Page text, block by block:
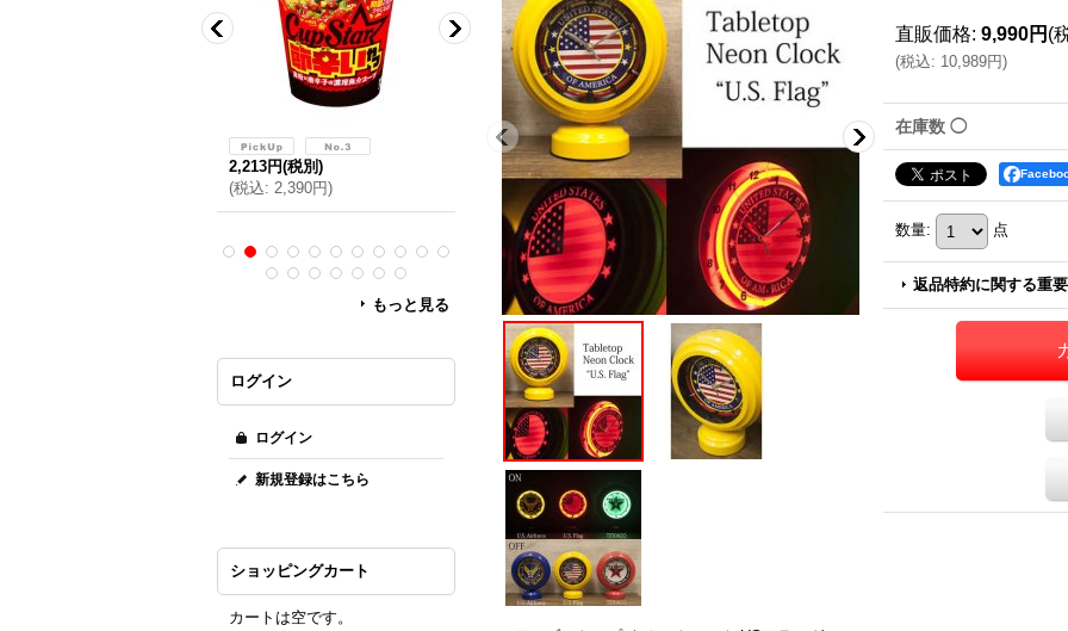
2,213円(税別)
(税込: 2,390円)
2,999円(税別)
3,238円)
2,999円(税別)
税込: 3,238円)
3,299円 (税別)
(税込: 3,562円)
もっと見る
ログイン
ログイン
新規登録はこちら
ショッピングカート
カートは空です。
直販価格: 9,990円 (
(税込: 10,989円)
在庫数 ◯
数量: 点
返品特約に関する重